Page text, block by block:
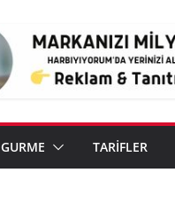
GURME TARİFLER